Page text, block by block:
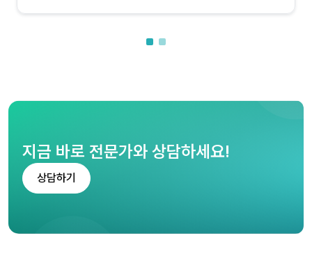
지금 바로 전문가와 상담하세요!
상담하기